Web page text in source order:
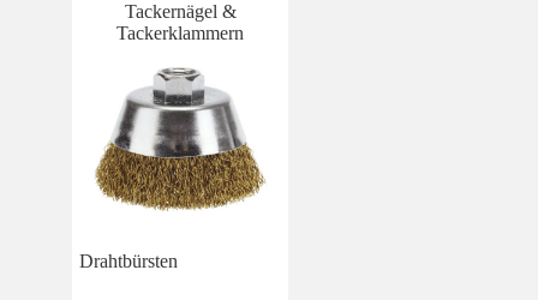
Tackernägel &
Tackerklammern
Drahtbürsten